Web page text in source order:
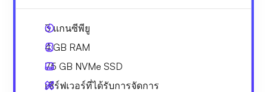
3แกนซีพียู
4 GB RAM
75 GB NVMe SSD
เซิร์ฟเวอร์ที่ได้รับการจัดการ